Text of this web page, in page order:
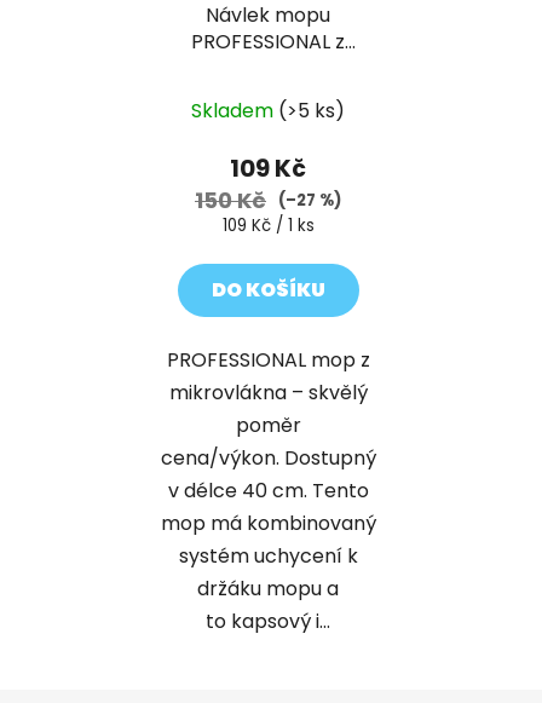
Návlek mopu
PROFESSIONAL z
univerzální uchycení
Skladem (>5 ks)
109 Kč
150 Kč (–27 %)
Měrná
109 Kč / 1 ks
DO KOŠÍKU
PROFESSIONAL mop z
mikrovlákna – skvělý
poměr
cena/výkon. Dostupný
v délce 40 cm. Tento
mop má kombinovaný
systém uchycení k
držáku mopu a
to kapsový i...